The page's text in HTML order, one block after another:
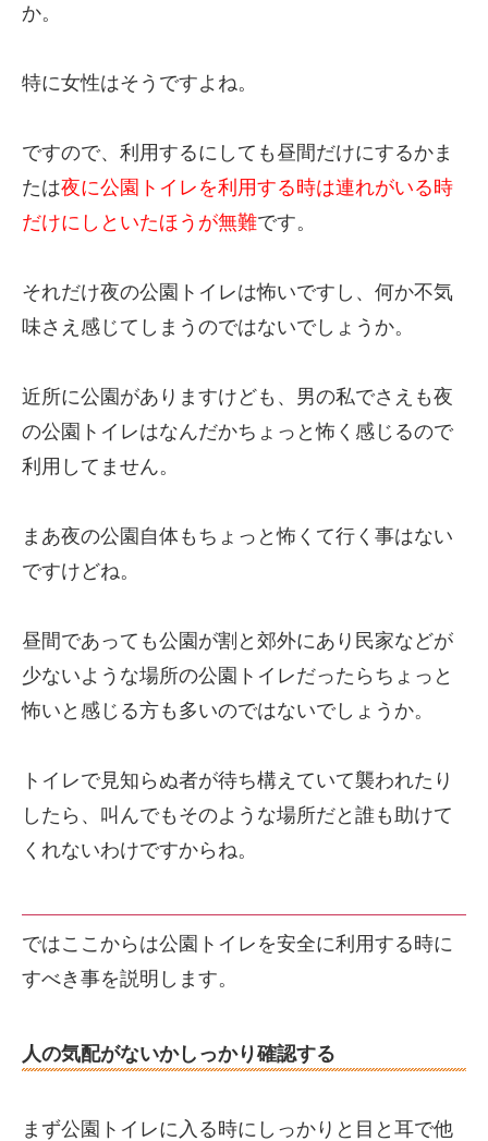
か。
特に女性はそうですよね。
ですので、利用するにしても昼間だけにするかま
たは夜に公園トイレを利用する時は連れがいる時
だけにしといたほうが無難です。
それだけ夜の公園トイレは怖いですし、何か不気
味さえ感じてしまうのではないでしょうか。
近所に公園がありますけども、男の私でさえも夜
の公園トイレはなんだかちょっと怖く感じるので
利用してません。
まあ夜の公園自体もちょっと怖くて行く事はない
ですけどね。
昼間であっても公園が割と郊外にあり民家などが
少ないような場所の公園トイレだったらちょっと
怖いと感じる方も多いのではないでしょうか。
トイレで見知らぬ者が待ち構えていて襲われたり
したら、叫んでもそのような場所だと誰も助けて
くれないわけですからね。
ではここからは公園トイレを安全に利用する時に
すべき事を説明します。
人の気配がないかしっかり確認する
まず公園トイレに入る時にしっかりと目と耳で他